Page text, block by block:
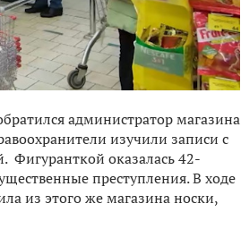
администратор магазина
изучили записи с
Фигуранткой оказалась 42-
преступления. В ходе
из этого же магазина носки,